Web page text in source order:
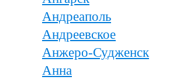
Андреаполь
Андреевское
Анжеро-Судженск
Анна